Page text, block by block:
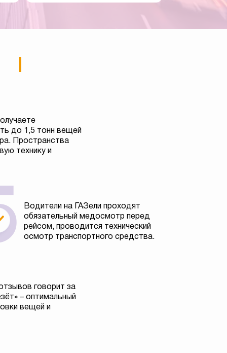
до 1,5 тонн вещей
Пространства
технику и
Водители на ГАЗели проходят
обязательный медосмотр перед
рейсом, проводится технический
осмотр транспортного средства.
говорит за
– оптимальный
вещей и